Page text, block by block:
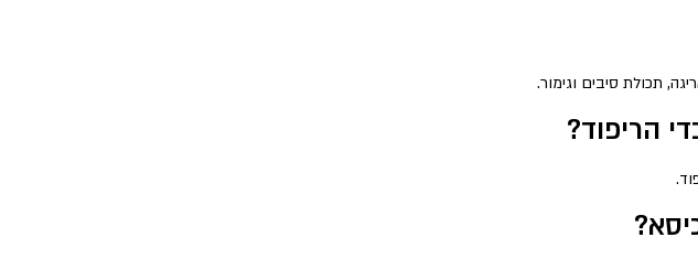
תכולת סיבים וגימור.
הריפוד?